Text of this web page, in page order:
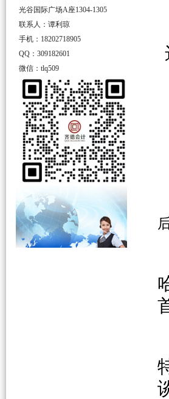
光谷国际广场A座1304-1305
联系人：谭利琼
手机：18202718905
QQ：309182601
微信：tlq509